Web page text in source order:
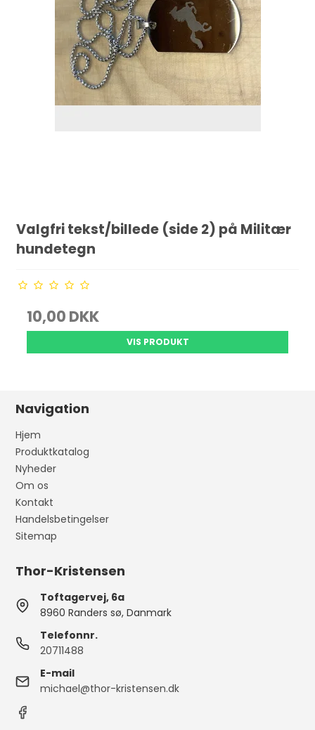
Valgfri tekst/billede (side 2) på Militær
hundetegn
10,00 DKK
VIS PRODUKT
Navigation
Hjem
Produktkatalog
Nyheder
Om os
Kontakt
Handelsbetingelser
Sitemap
Thor-Kristensen
Toftagervej, 6a
8960 Randers sø, Danmark
Telefonnr.
20711488
E-mail
michael@thor-kristensen.dk